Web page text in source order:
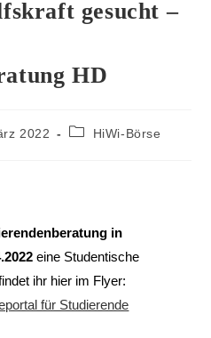
gesucht –
HD
2022 HiWi-Börse
in
eine Studentische
ihr hier im Flyer:
für Studierende